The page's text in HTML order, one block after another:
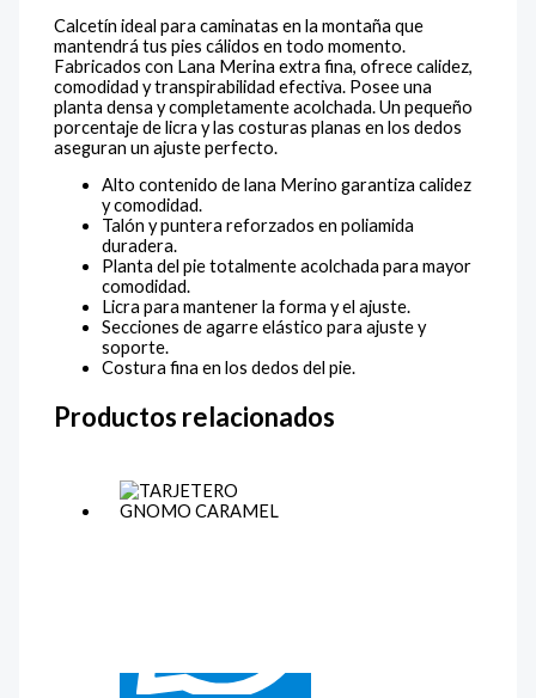
Calcetín ideal para caminatas en la montaña que
mantendrá tus pies cálidos en todo momento.
Fabricados con Lana Merina extra fina, ofrece calidez,
comodidad y transpirabilidad efectiva. Posee una
planta densa y completamente acolchada. Un pequeño
porcentaje de licra y las costuras planas en los dedos
aseguran un ajuste perfecto.
Alto contenido de lana Merino garantiza calidez
y comodidad.
Talón y puntera reforzados en poliamida
duradera.
Planta del pie totalmente acolchada para mayor
comodidad.
Licra para mantener la forma y el ajuste.
Secciones de agarre elástico para ajuste y
soporte.
Costura fina en los dedos del pie.
Productos relacionados